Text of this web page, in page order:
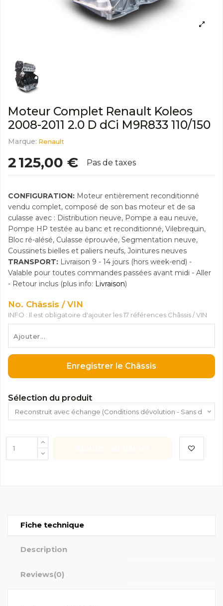
Moteur Complet Renault Koleos
2008-2011 2.0 D dCi M9R833 110/150
Marque: Renault
2 125,00 € Pas de taxes
CONFIGURATION: Moteur entièrement reconditionné
vendu complet, composé de son bas moteur et de sa
culasse avec : Distribution neuve, Pompe a eau neuve,
Pompe HP testée au banc et reconditionné, Vilebrequin,
Bloc ré-alésé, Culasse éprouvée, Segmentation neuve,
Coussinets bielles et paliers neufs, Jointures neuves
TRANSPORT: Livraison 9 - 14 jours (hors week-end) -
Valable pour toutes commandes passées avant midi - Aller
- Retour inclus (plus info: Livraison)
No. Châssis / VIN
INFO : Il est obligatoire d'ajouter les 17 références Châssis / VIN
Enregistrer le Châssis
Sélection du produit
Fiche technique
Description
Reviews(0)